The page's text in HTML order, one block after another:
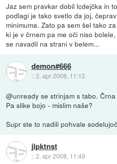
Jaz sem pravkar dobil lcdejčka in
podlagi je tako svetlo da joj,
minimuma. Zato pa sem šel tako
ki je v črnem pa me oči niso
se navadil na strani v belem...
demon#666
::2. apr 2008, 11:12
@unready se strinjam s tabo. Črna
Pa slike bojo - mislim naše?
Supr ste to nadili pohvale
jlpktnst
::2. apr 2008, 11:49